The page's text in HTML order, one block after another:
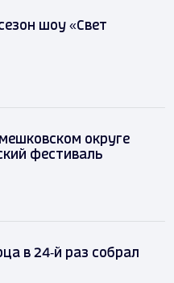
шоу «Свет
округе
фестиваль
в 24‑й раз собрал